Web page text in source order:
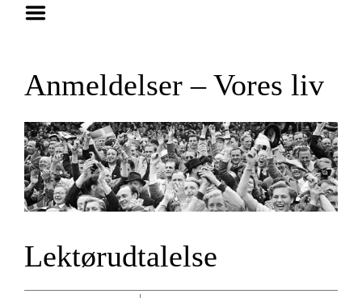
Anmeldelser – Vores liv
Lektørudtalelse
Hjem
Bøger
Anmeldelser
Vores liv
St. Thomas Mysteriet
Kontakt